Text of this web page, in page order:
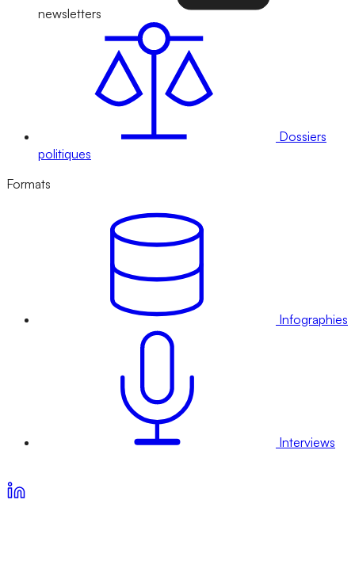
newsletters
Dossiers
politiques
Formats
Infographies
Interviews